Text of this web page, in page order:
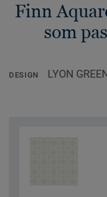
Finn
som
DESIGN LYON